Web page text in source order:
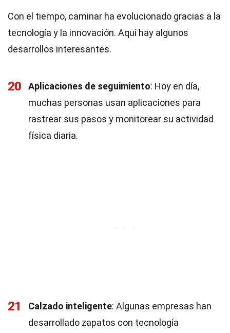
Con el tiempo, caminar ha evolucionado gracias a la
tecnología y la innovación. Aquí hay algunos
desarrollos interesantes.
20 Aplicaciones de seguimiento: Hoy en día,
muchas personas usan aplicaciones para
rastrear sus pasos y monitorear su actividad
física diaria.
21 Calzado inteligente: Algunas empresas han
desarrollado zapatos con tecnología